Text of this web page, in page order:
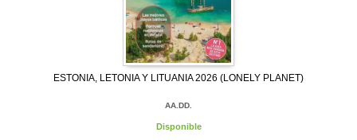
ESTONIA, LETONIA Y LITUANIA 2026 (LONELY PLANET)
AA.DD.
Disponible